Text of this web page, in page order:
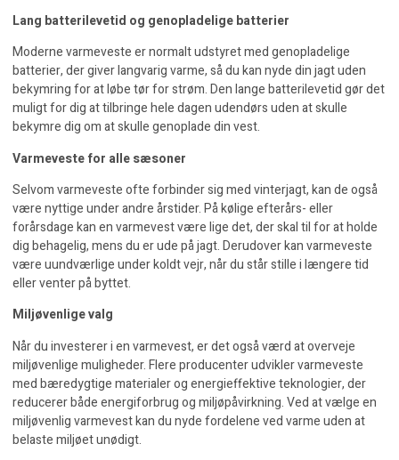
Lang batterilevetid og genopladelige batterier
Moderne varmeveste er normalt udstyret med genopladelige
batterier, der giver langvarig varme, så du kan nyde din jagt uden
bekymring for at løbe tør for strøm. Den lange batterilevetid gør det
muligt for dig at tilbringe hele dagen udendørs uden at skulle
bekymre dig om at skulle genoplade din vest.
Varmeveste for alle sæsoner
Selvom varmeveste ofte forbinder sig med vinterjagt, kan de også
være nyttige under andre årstider. På kølige efterårs- eller
forårsdage kan en varmevest være lige det, der skal til for at holde
dig behagelig, mens du er ude på jagt. Derudover kan varmeveste
være uundværlige under koldt vejr, når du står stille i længere tid
eller venter på byttet.
Miljøvenlige valg
Når du investerer i en varmevest, er det også værd at overveje
miljøvenligemuligheder. Flere producenter udvikler varmeveste
med bæredygtige materialer og energieffektive teknologier, der
reducerer både energiforbrug og miljøpåvirkning. Ved at vælge en
miljøvenlig varmevest kan du nyde fordelene ved varme uden at
belaste miljøet unødigt.